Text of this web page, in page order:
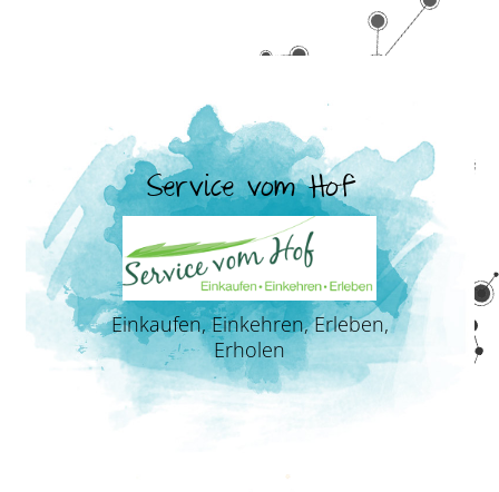
Service vom Hof
Einkaufen, Einkehren, Erleben,
Erholen